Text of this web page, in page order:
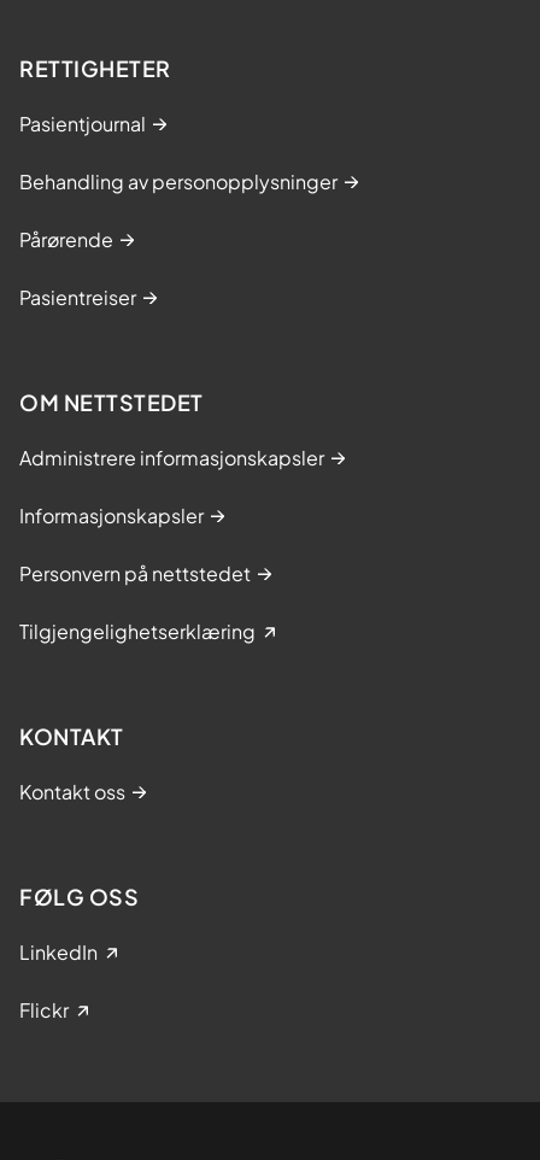
RETTIGHETER
Pasientjournal
Behandling av personopplysninger
Pårørende
Pasientreiser
OM NETTSTEDET
Administrere informasjonskapsler
Informasjonskapsler
Personvern på nettstedet
Tilgjengelighetserklæring
KONTAKT
Kontakt oss
FØLG OSS
LinkedIn
Flickr